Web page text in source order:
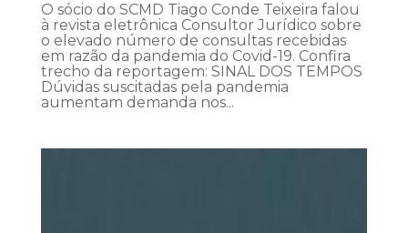
O sócio do SCMD Tiago Conde Teixeira falou
à revista eletrônica Consultor Jurídico sobre
o elevado número de consultas recebidas
em razão da pandemia do Covid-19. Confira
trecho da reportagem: SINAL DOS TEMPOS
Dúvidas suscitadas pela pandemia
aumentam demanda nos...